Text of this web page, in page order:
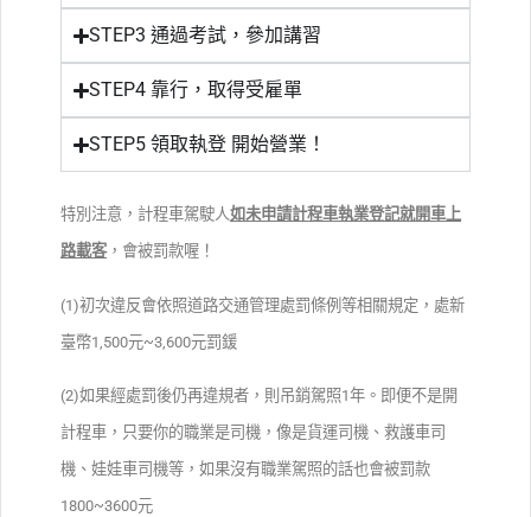
STEP3 通過考試，參加講習
STEP4 靠行，取得受雇單
STEP5 領取執登 開始營業！
特別注意，計程車駕駛人如未申請計程車執業登記就開車上
路載客，會被罰款喔！
(1)初次違反會依照道路交通管理處罰條例等相關規定，處新
臺幣1,500元~3,600元罰鍰
(2)如果經處罰後仍再違規者，則吊銷駕照1年。即便不是開
計程車，只要你的職業是司機，像是貨運司機、救護車司
機、娃娃車司機等，如果沒有職業駕照的話也會被罰款
1800~3600元